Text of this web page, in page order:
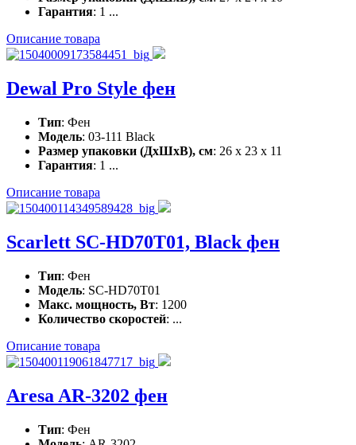
Гарантия: 1 ...
Описание товара
Dewal Pro Style фен
Тип: Фен
Модель: 03-111 Black
Размер упаковки (ДхШхВ), см: 26 x 23 x 11
Гарантия: 1 ...
Описание товара
Scarlett SC-HD70T01, Black фен
Тип: Фен
Модель: SC-HD70T01
Макс. мощность, Вт: 1200
Количество скоростей: ...
Описание товара
Aresa AR-3202 фен
Тип: Фен